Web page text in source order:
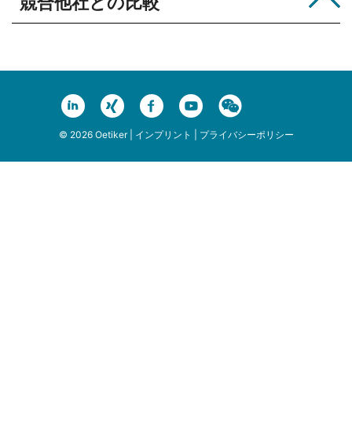
© 2026 Oetiker | インプリント プライバシーポリシー